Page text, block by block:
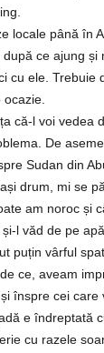
locale până în
ce ajung și
cu ele. Trebuie
că-l voi vedea
De
Sudan din
drum, mi se
am noroc și
l văd de pe apă.
puțin vârful
ce, aveam
înspre cei care
e îndreptată
cu razele